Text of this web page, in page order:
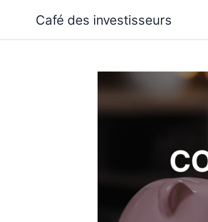
Café des investisseurs